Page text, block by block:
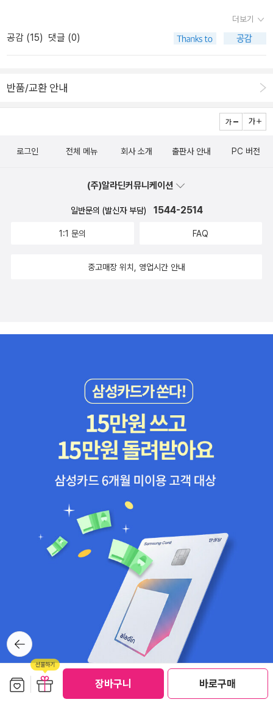
선물하기 장바구니 바로구매
나무, 느티나무, 팽나무, 회화나무, 왕버들을 예로 들 수 있으며, 수백
년을 살아가고 있다. 세계에서 가장 나이가 많은 나무는 미국 네바다
주 해발 3,500m에서 자라는 롱가에바잣나무로서 2012년에 5,068
해 생식생장(개화와 결실)에 많은 에너지를 소비하지 않는다. 1년생
우되, 꽃과 열매 생산에 적은 에너지를 투여함으로써 다음 생장과 월
지고 있다는 것이다. 동물은 대부분의 세포가 살아 있으며, 몸체가 커
한다. 1년생 식물도 대부분 살아 있는 세포로 구성되어 있어 호흡을
해당)에 죽은 세포(예: 도관, 가도관, 섬유세포)를 많이 만들어 몸을
지탱하고, 일부 살아 있는 세포(예: 유세포)에서만 호흡하면서 에너지
합성을 적게 하더라도 자기 몸을 지탱할 수 있게 된다.5. 다섯 번째,
이 길다, 움직이지 못한다, 인간과 반대로 호흡한다, 광합성을 한다 정
도였는데 이렇게 수목생리학 책에 있는 글을 읽었더니 오오~ 뭐랄까.
굳었던 머리가 말랑말랑 리듬을 타는 느낌이랄까. 신선한 공기를 마
시는 듯 상쾌하다. 특히 세번째 특징, 긴 세월을 살아가기 위해 생식생
장에 많은 에너지를 소비하지 않는다는 말이 새롭게 느껴진다. 아무
하나만은 아니라는 걸, 기억하자. 내가 두 발 묶인 나무가 아니라는 것
더보기
공감 (15) 댓글 (0)
반품/교환 안내
뒤로가
기
로그인 전체 메뉴 회사 소개 출판사 안내 PC 버전
(주)알라딘커뮤니케이션
일반문의 (발신자 부담) 1544-2514
1:1 문의 FAQ
중고매장 위치, 영업시간 안내